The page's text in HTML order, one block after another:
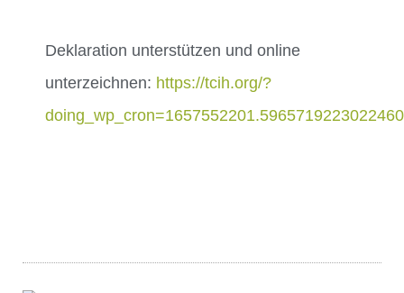
Deklaration unterstützen und online
unterzeichnen: https://tcih.org/?